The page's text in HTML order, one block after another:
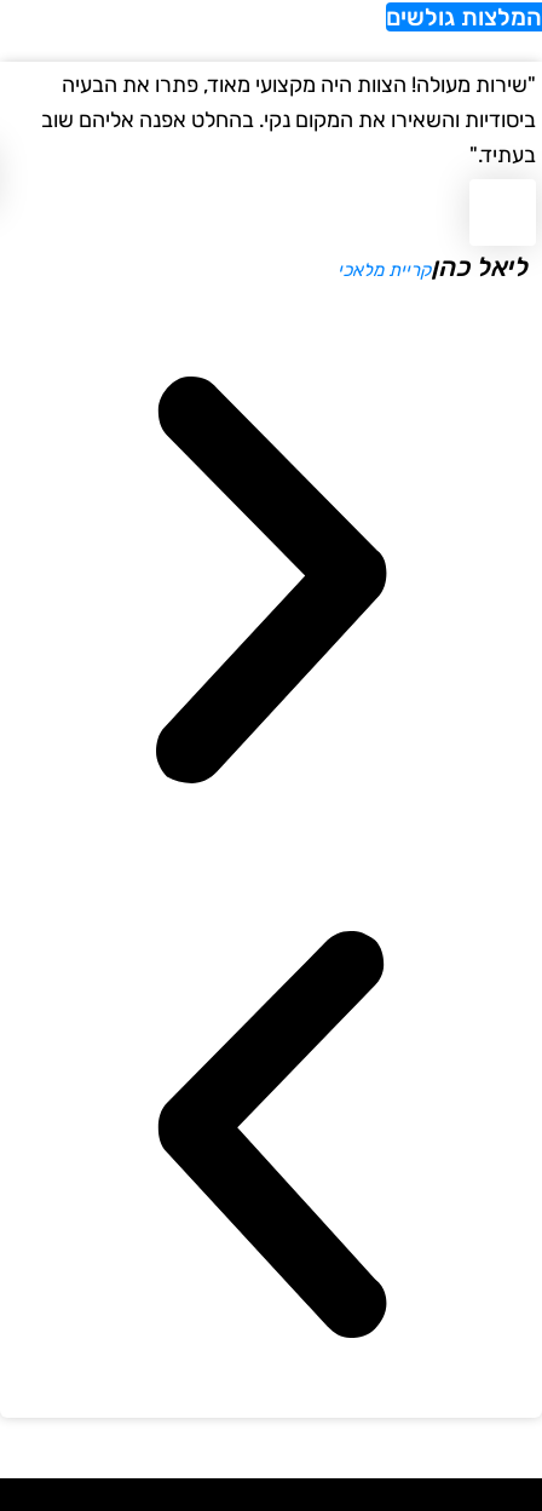
גולשים
מעולה! הצוות היה מקצועי מאוד, פתרו את הבעיה
והשאירו את המקום נקי. בהחלט אפנה אליהם שוב
כהןקריית מלאכי